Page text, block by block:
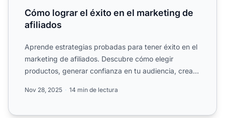
Cómo lograr el éxito en el marketing de
afiliados
Aprende estrategias probadas para tener éxito en el
marketing de afiliados. Descubre cómo elegir
productos, generar confianza en tu audiencia, crear
Nov 28, 2025 14 min de lectura